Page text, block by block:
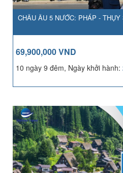
CHÂU ÂU 5 NƯỚC: PHÁP -
69,900,000 VND
10 ngày 9 đêm, Ngày khởi hành: